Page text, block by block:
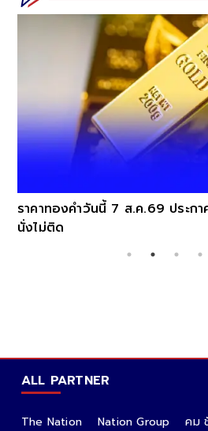
ราคาทองคำวันนี้ 7 ส.ค.69 ประก
นั่งไม่ติด
ALL PARTNER
The Nation Nation Group
คม